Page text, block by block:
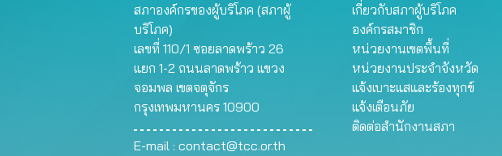
สภาองค์กรของผู้บริโภค (สภาผู้
บริโภค)
เลขที่ 110/1 ซอยลาดพร้าว 26
แยก 1-2 ถนนลาดพร้าว แขวง
จอมพล เขตจตุจักร
กรุงเทพมหานคร 10900
E-mail : contact@tcc.or.th
เกี่ยวกับสภาผู้บริโภค
องค์กรสมาชิก
หน่วยงานเขตพื้นที่
หน่วยงานประจำจังหวัด
แจ้งเบาะแสและร้องทุกข์
แจ้งเตือนภัย
ติดต่อสำนักงานสภา